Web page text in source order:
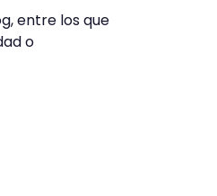
entre los que
o